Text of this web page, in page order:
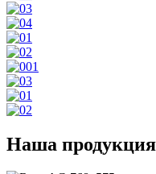
Наша продукция